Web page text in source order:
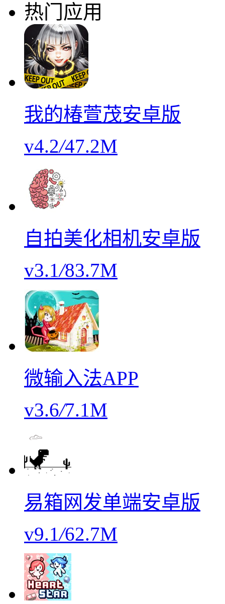
热门应用
我的椿萱茂安卓版
v4.2/47.2M
自拍美化相机安卓版
v3.1/83.7M
微输入法APP
v3.6/7.1M
易箱网发单端安卓版
v9.1/62.7M